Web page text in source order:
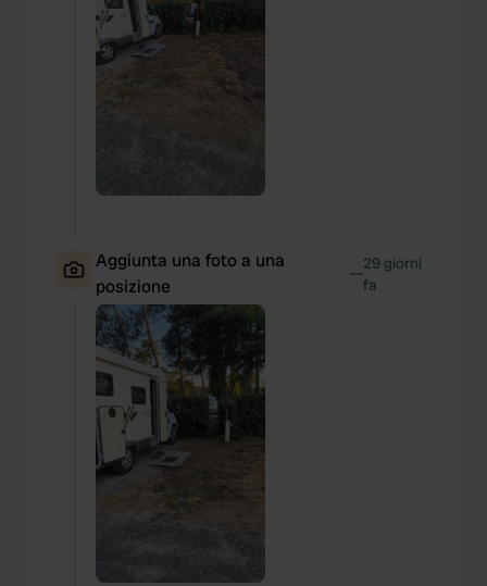
Aggiunta una foto a una
posizione
—29 giorni
fa